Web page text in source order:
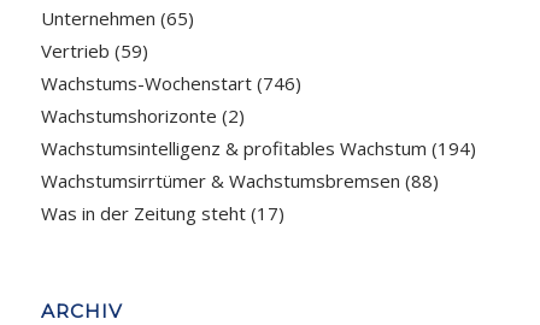
Unternehmen (65)
Vertrieb (59)
Wachstums-Wochenstart(746)
Wachstumshorizonte (2)
Wachstumsintelligenz & profitables Wachstum (194)
Wachstumsirrtümer & Wachstumsbremsen (88)
Was in der Zeitung steht(17)
ARCHIV